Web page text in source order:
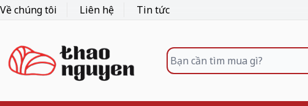
Về chúng tôi Liên hệ Tin tức